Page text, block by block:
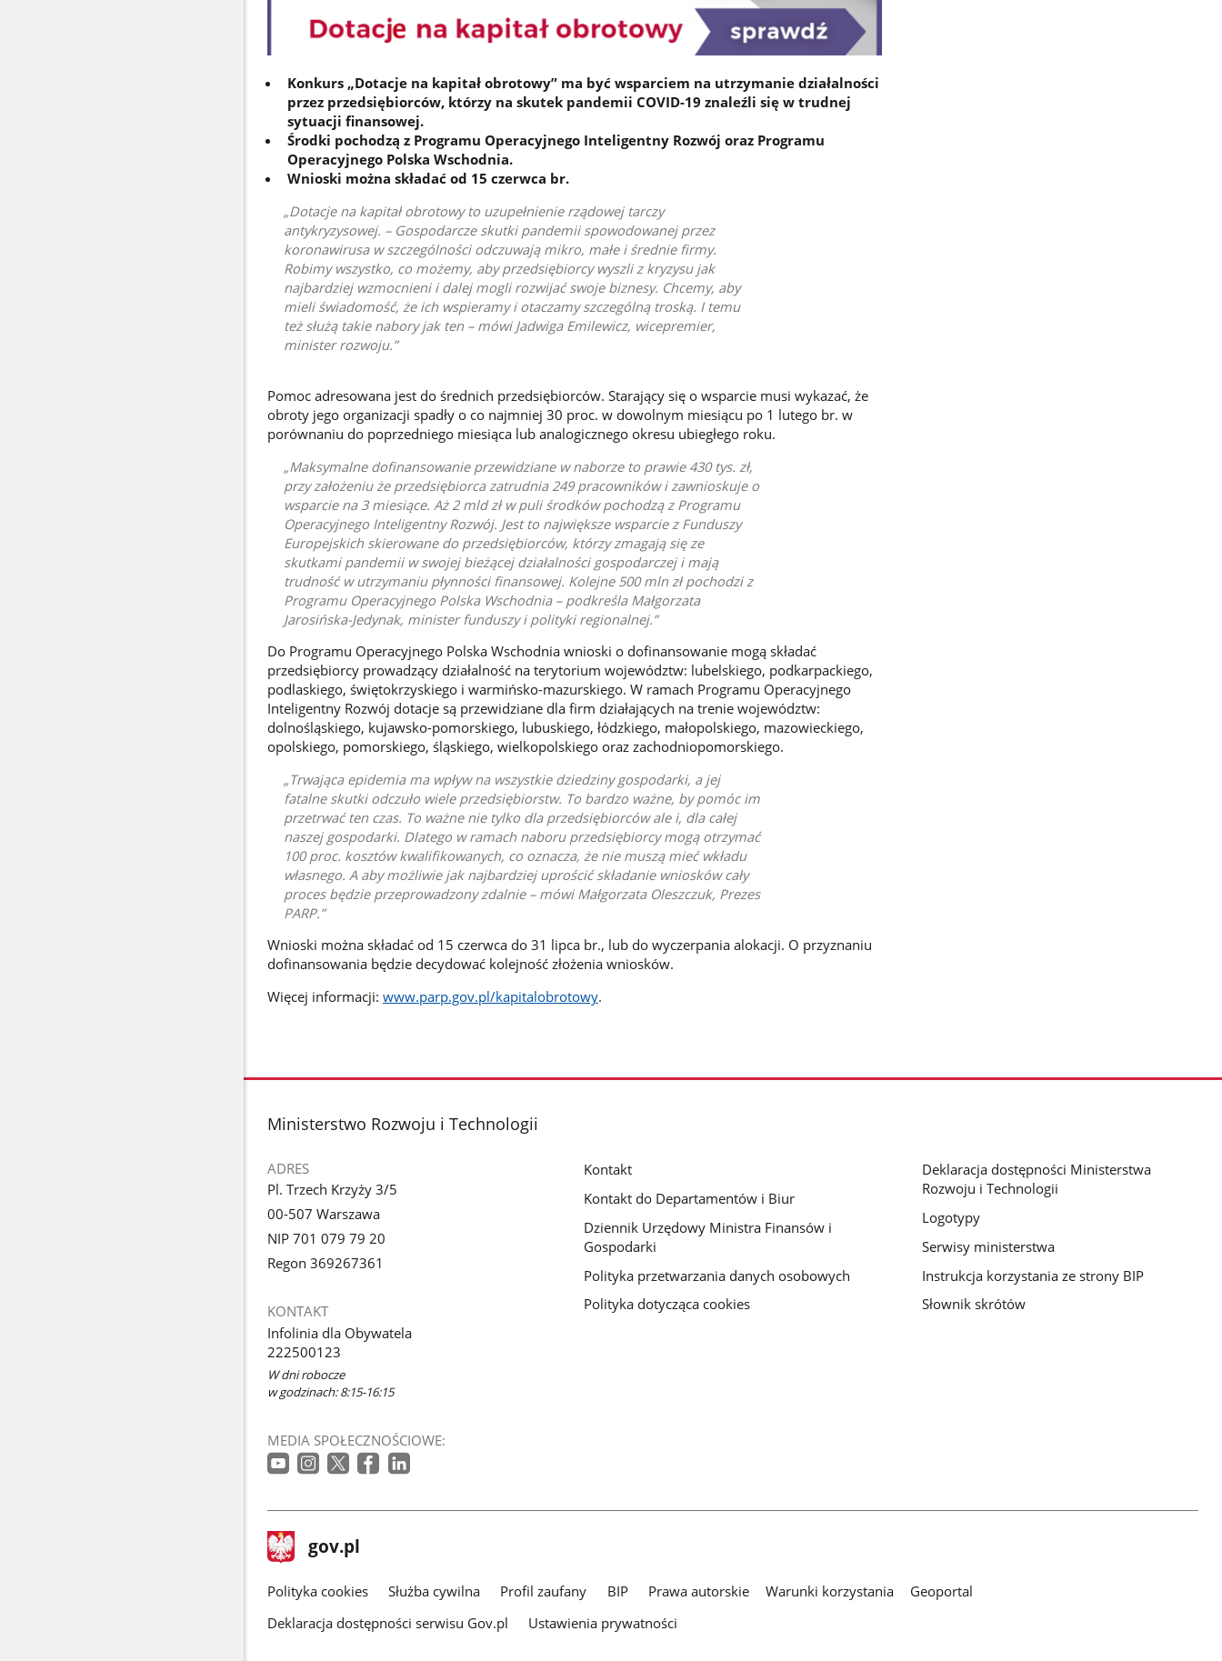
Konkurs „Dotacje na kapitał obrotowy” ma być wsparciem na utrzymanie działalności
przez przedsiębiorców, którzy na skutek pandemii COVID-19 znaleźli się w trudnej
sytuacji finansowej.
Środki pochodzą z Programu Operacyjnego Inteligentny Rozwój oraz Programu
Operacyjnego Polska Wschodnia.
Wnioski można składać od 15 czerwca br.
Dotacje na kapitał obrotowy to uzupełnienie rządowej tarczy
antykryzysowej. – Gospodarcze skutki pandemii spowodowanej przez
koronawirusa w szczególności odczuwają mikro, małe i średnie firmy.
Robimy wszystko, co możemy, aby przedsiębiorcy wyszli z kryzysu jak
najbardziej wzmocnieni i dalej mogli rozwijać swoje biznesy. Chcemy, aby
mieli świadomość, że ich wspieramy i otaczamy szczególną troską. I temu
też służą takie nabory jak ten – mówi Jadwiga Emilewicz, wicepremier,
minister rozwoju.
Pomoc adresowana jest do średnich przedsiębiorców. Starający się o wsparcie musi wykazać, że
obroty jego organizacji spadły o co najmniej 30 proc. w dowolnym miesiącu po 1 lutego br. w
porównaniu do poprzedniego miesiąca lub analogicznego okresu ubiegłego roku.
Maksymalne dofinansowanie przewidziane w naborze to prawie 430 tys. zł,
przy założeniu że przedsiębiorca zatrudnia 249 pracowników i zawnioskuje o
wsparcie na 3 miesiące. Aż 2 mld zł w puli środków pochodzą z Programu
Operacyjnego Inteligentny Rozwój. Jest to największe wsparcie z Funduszy
Europejskich skierowane do przedsiębiorców, którzy zmagają się ze
skutkami pandemii w swojej bieżącej działalności gospodarczej i mają
trudność w utrzymaniu płynności finansowej. Kolejne 500 mln zł pochodzi z
Programu Operacyjnego Polska Wschodnia – podkreśla Małgorzata
Jarosińska-Jedynak, minister funduszy i polityki regionalnej.
Do Programu Operacyjnego Polska Wschodnia wnioski o dofinansowanie mogą składać
przedsiębiorcy prowadzący działalność na terytorium województw: lubelskiego, podkarpackiego,
podlaskiego, świętokrzyskiego i warmińsko-mazurskiego. W ramach Programu Operacyjnego
Inteligentny Rozwój dotacje są przewidziane dla firm działających na trenie województw:
dolnośląskiego, kujawsko-pomorskiego, lubuskiego, łódzkiego, małopolskiego, mazowieckiego,
opolskiego, pomorskiego, śląskiego, wielkopolskiego oraz zachodniopomorskiego.
Trwająca epidemia ma wpływ na wszystkie dziedziny gospodarki, a jej
fatalne skutki odczuło wiele przedsiębiorstw. To bardzo ważne, by pomóc im
przetrwać ten czas. To ważne nie tylko dla przedsiębiorców ale i, dla całej
naszej gospodarki. Dlatego w ramach naboru przedsiębiorcy mogą otrzymać
100 proc. kosztów kwalifikowanych, co oznacza, że nie muszą mieć wkładu
własnego. A aby możliwie jak najbardziej uprościć składanie wniosków cały
proces będzie przeprowadzony zdalnie – mówi Małgorzata Oleszczuk, Prezes
PARP.
Wnioski można składać od 15 czerwca do 31 lipca br., lub do wyczerpania alokacji. O przyznaniu
dofinansowania będzie decydować kolejność złożenia wniosków.
Więcej informacji: www.parp.gov.pl/kapitalobrotowy.
stopka
Ministerstwo Rozwoju i Technologii
ADRES
Pl. Trzech Krzyży 3/5
00-507 Warszawa
NIP 701 079 79 20
Regon 369267361
KONTAKT
Infolinia dla Obywatela
222500123
W dni robocze
w godzinach: 8:15-16:15
MEDIA SPOŁECZNOŚCIOWE:
Kontakt
Kontakt do Departamentów i Biur
Dziennik Urzędowy Ministra Finansów i
Gospodarki
Polityka przetwarzania danych osobowych
Polityka dotycząca cookies
Deklaracja dostępności Ministerstwa
Rozwoju i Technologii
Logotypy
Serwisy ministerstwa
Instrukcja korzystania ze strony BIP
Słownik skrótów
stopka
gov.pl Strona
gov.pl
gov.pl
Polityka cookies Służba cywilna Profil zaufany BIP Prawa autorskie Warunki korzystania
Geoportal
Deklaracja dostępności serwisu Gov.pl
Ustawienia prywatności